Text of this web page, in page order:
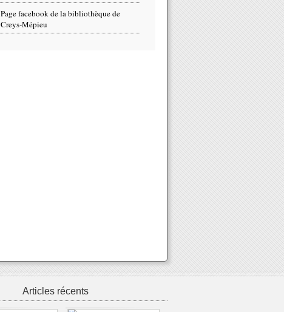
Page facebook de la bibliothèque de
Creys-Mépieu
Articles récents